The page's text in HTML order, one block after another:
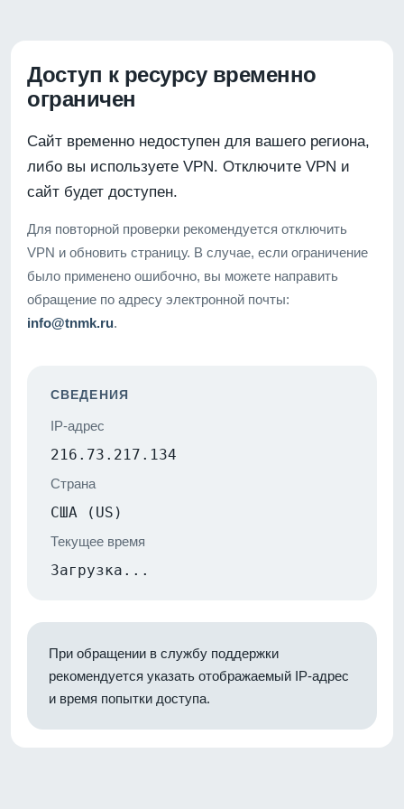
Доступ к ресурсу временно
ограничен
Сайт временно недоступен для вашего региона,
либо вы используете VPN. Отключите VPN и
сайт будет доступен.
Для повторной проверки рекомендуется отключить
VPN и обновить страницу. В случае, если ограничение
было применено ошибочно, вы можете направить
обращение по адресу электронной почты:
info@tnmk.ru.
СВЕДЕНИЯ
IP-адрес
216.73.217.134
Страна
США (US)
Текущее время
Загрузка...
При обращении в службу поддержки
рекомендуется указать отображаемый IP-адрес
и время попытки доступа.